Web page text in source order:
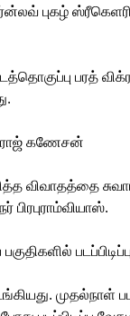
புகழ் ஸ்ரீகெளரி
பரத்
கணேசன்
விவாதத்தை
முதல்நாள்